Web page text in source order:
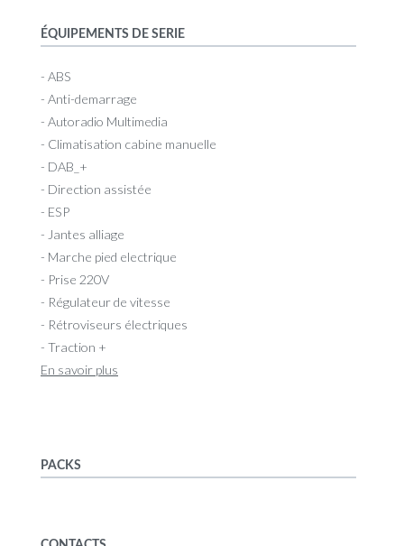
ÉQUIPEMENTS DE SERIE
- ABS
- Anti-demarrage
- Autoradio Multimedia
- Climatisation cabine manuelle
- DAB_+
- Direction assistée
- ESP
- Jantes alliage
- Marche pied electrique
- Prise 220V
- Régulateur de vitesse
- Rétroviseurs électriques
- Traction +
En savoir plus
PACKS